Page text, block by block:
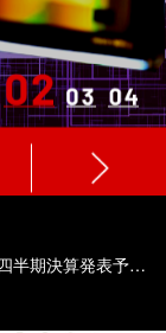
IRカレンダーを更新しました(2027年3月期 第1四半期決算発表予定日)